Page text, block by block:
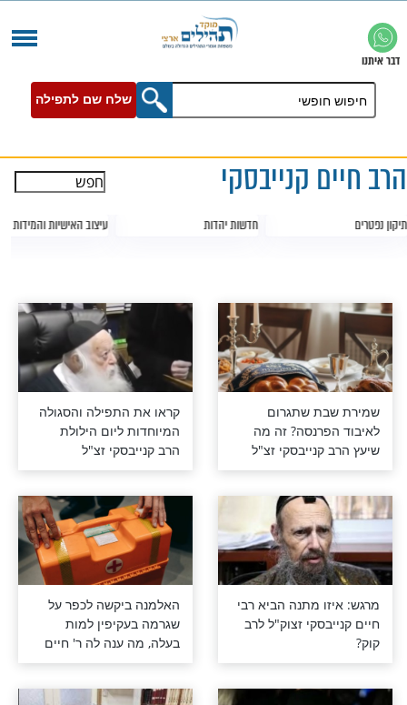
שלח שם לתפילה
שתגרום
זה מה
זצ"ל
קראו את התפילה והסגולה
המיוחדות ליום הילולת
הרב קנייבסקי זצ"ל